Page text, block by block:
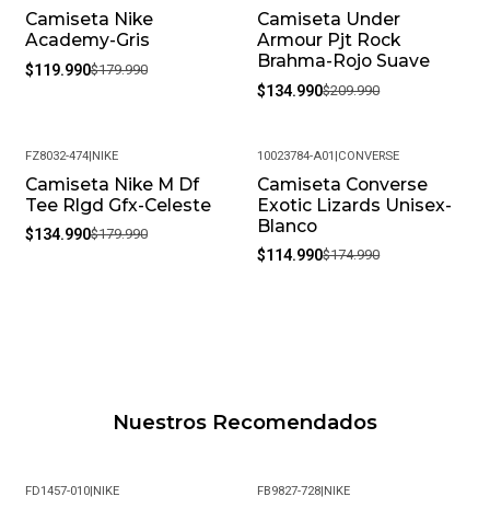
-33%
Camiseta Nike
Academy-Gris
$119.990$179.990
-36%
Camiseta Under
Armour Pjt Rock
Brahma-Rojo Suave
$134.990$209.990
-25%
FZ8032-474| NIKE
Camiseta Nike M Df
Tee Rlgd Gfx-Celeste
$134.990$179.990
-34%
10023784-A01 CONVERSE
Camiseta Converse
Exotic Lizards Unisex-
Blanco
$114.990$174.990
Nuestros Recomendados
FD1457-010|NIKE FB9827-728|NIKE